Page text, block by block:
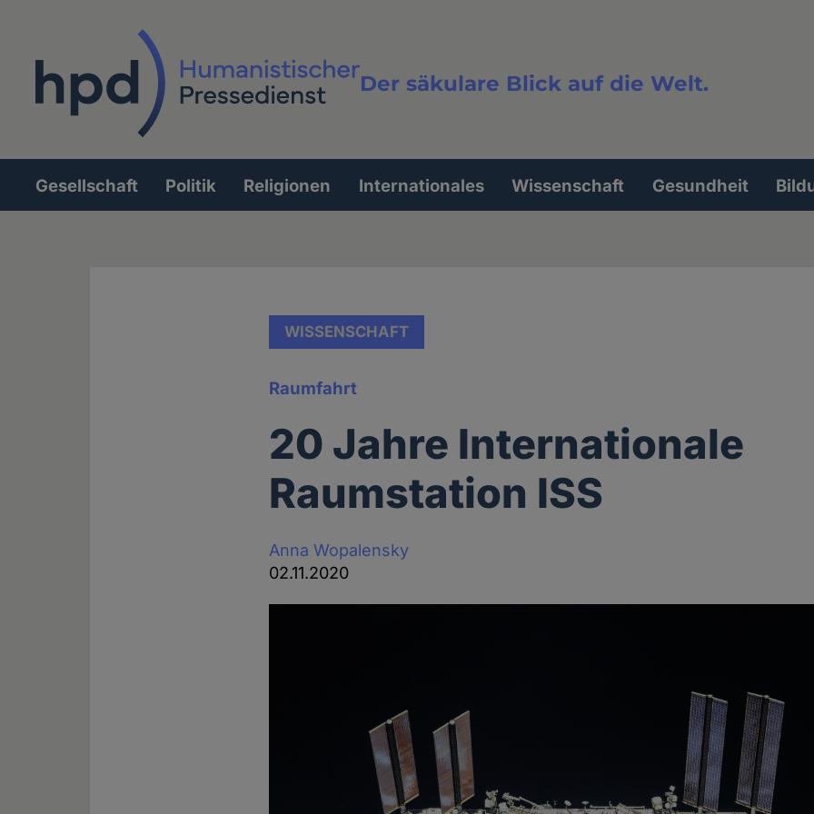
Der säkulare Blick auf die Welt.
Volltextsuche
Hauptnavigation
Gesellschaft Politik Religionen Internationales Wissenschaft Gesundheit
WISSENSCHAFT
Raumfahrt
20 Jahre Internationale
Raumstation ISS
Anna Wopalensky
02.11.2020